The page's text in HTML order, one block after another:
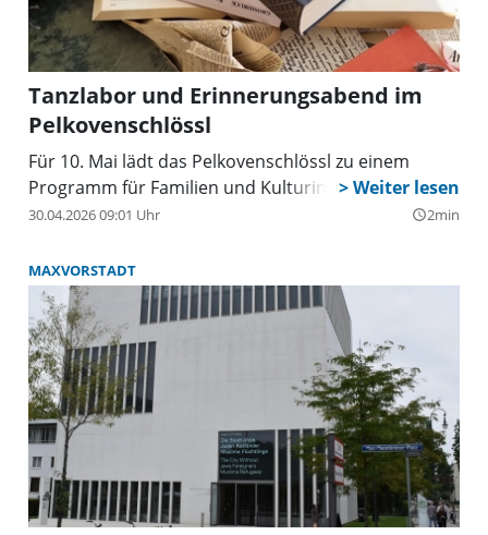
Tanzlabor und Erinnerungsabend im
Pelkovenschlössl
Für 10. Mai lädt das Pelkovenschlössl zu einem
Programm für Familien und Kulturinteressierte ein.
30.04.2026 09:01 Uhr query_builder2min
MAXVORSTADT